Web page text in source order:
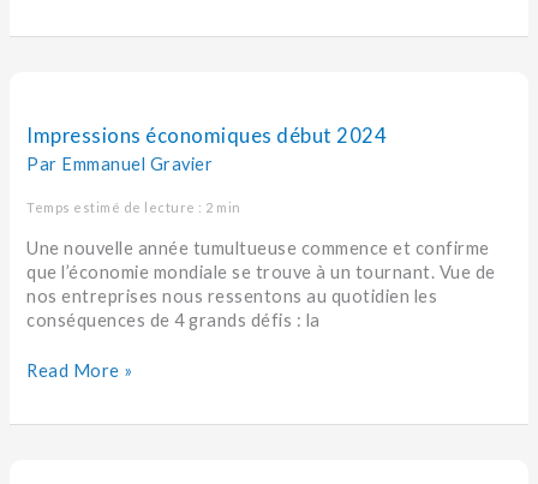
Impressions économiques début 2024
Par Emmanuel Gravier
Temps estimé de lecture : 2 min
Une nouvelle année tumultueuse commence et confirme
que l’économie mondiale se trouve à un tournant. Vue de
nos entreprises nous ressentons au quotidien les
conséquences de 4 grands défis : la
début
2024
Read More »